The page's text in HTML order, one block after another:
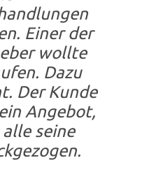
Einer der
wollte
Dazu
Der Kunde
Angebot,
seine